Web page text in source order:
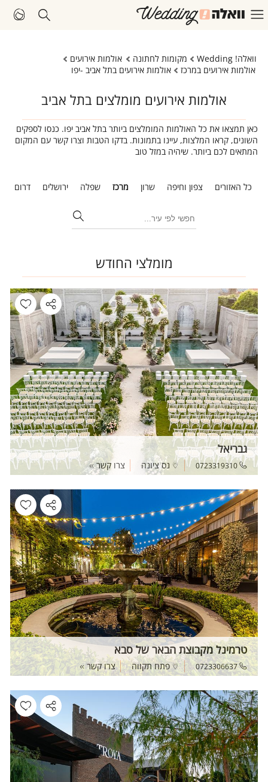
וואלה! Wedding מקומות לחתונה
אולמות אירועים
אולמות אירועים במרכז
אולמות אירועים בתל אביב -יפו
אולמות אירועים מומלצים בתל אביב
כאן תמצאו את כל האולמות המומלצים ביותר בתל אביב יפו. כנסו לספקים
השונים, קראו המלצות, עיינו בתמונות. בדקו הטבות וצרו קשר עם המקום
המתאים לכם ביותר. שיהיה במזל טוב
כל האזורים צפון וחיפה שרון מרכז שפלה ירושלים דרום
מומלצי החודש
גבריאל
0723319310 נס ציונה צרו קשר
טרמינל מקבוצת הבאר של סבא
0723306637 פתח תקווה צרו קשר